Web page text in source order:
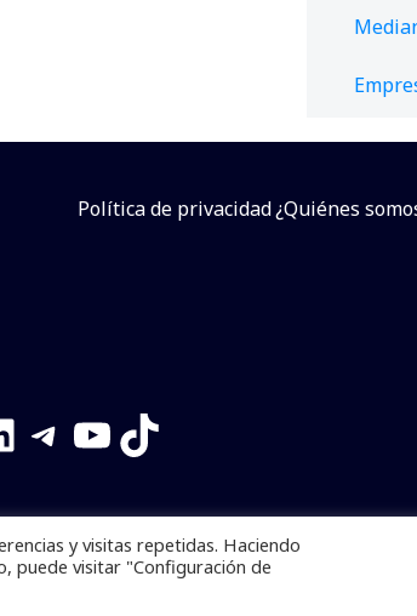
Política de privacidad¿Quiénes
Telegram
YouTube
TikTok
uso de la información total o parcial sin
poryalla ya!
y visitas repetidas. Haciendo
puede visitar "Configuración de